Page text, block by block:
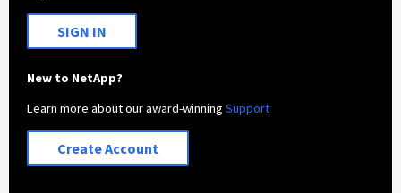
SIGN IN
New to NetApp?
Learn more about our award-winningSupport
Create Account